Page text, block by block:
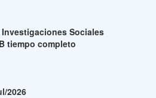
Sociales
tiempo completo
2026